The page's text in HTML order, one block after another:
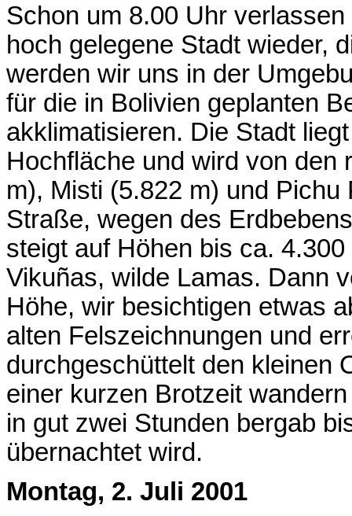
Schon um 8.00 Uhr
hoch gelegene Stadt wieder,
werden wir uns in der
für die in Bolivien geplanten
akklimatisieren. Die Stadt
Hochfläche und wird von den
m), Misti (5.822 m) und
Straße, wegen des
steigt auf Höhen bis ca.
Vikuñas, wilde Lamas. Dann
Höhe, wir besichtigen etwas
alten Felszeichnungen und
durchgeschüttelt den kleinen
einer kurzen Brotzeit
in gut zwei Stunden bergab
übernachtet wird.
Montag, 2. Juli 2001